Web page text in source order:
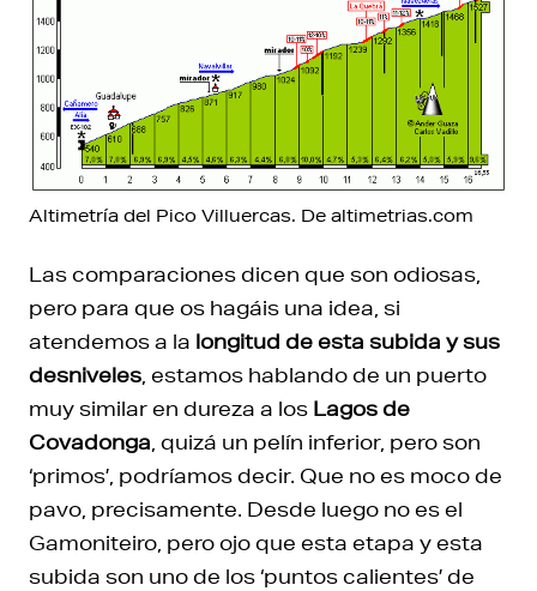
Altimetría del Pico Villuercas. De altimetrias.com
Las comparaciones dicen que son odiosas,
pero para que os hagáis una idea, si
atendemos a la longitud de esta subida y sus
desniveles, estamos hablando de un puerto
muy similar en dureza a los Lagos de
Covadonga, quizá un pelín inferior, pero son
‘primos’, podríamos decir. Que no es moco de
pavo, precisamente. Desde luego no es el
Gamoniteiro, pero ojo que esta etapa y esta
subida son uno de los ‘puntos calientes’ de